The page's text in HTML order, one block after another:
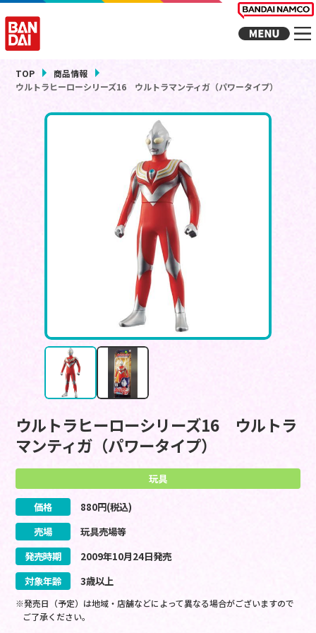
TOP
商品情報
ウルトラヒーローシリーズ16 ウルトラマンティガ（パワータイプ）
ウルトラヒーローシリーズ16 ウルトラ
マンティガ（パワータイプ）
玩具
価格 880円(税込)
売場
玩具売場等
発売時期
2009年10月24日発売
対象年齢
3歳以上
※発売日（予定）は地域・店舗などによって異なる場合がございますので
ご了承ください。